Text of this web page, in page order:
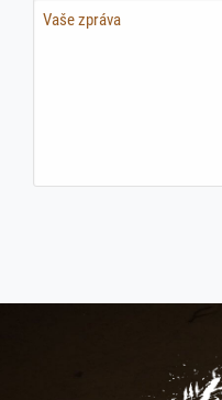
Name